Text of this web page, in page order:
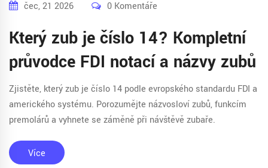
čec, 21 2026 0 Komentáře
Který zub je číslo 14? Kompletní
průvodce FDI notací a názvy zubů
Zjistěte, který zub je číslo 14 podle evropského standardu FDI a
amerického systému. Porozumějte názvosloví zubů, funkcím
premolárů a vyhnete se záměně při návštěvě zubaře.
Více